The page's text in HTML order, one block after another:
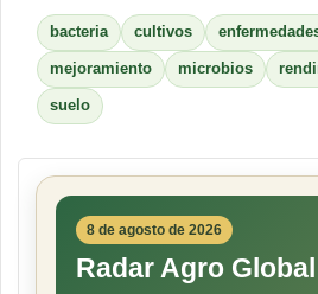
bacteria cultivos
mejoramiento microbios
suelo
8 de agosto de 2026
Radar Agro Global